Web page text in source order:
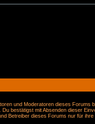
und Moderatoren dieses Forums
Du bestätigst mit Absenden dieser
Betreiber dieses Forums nur für